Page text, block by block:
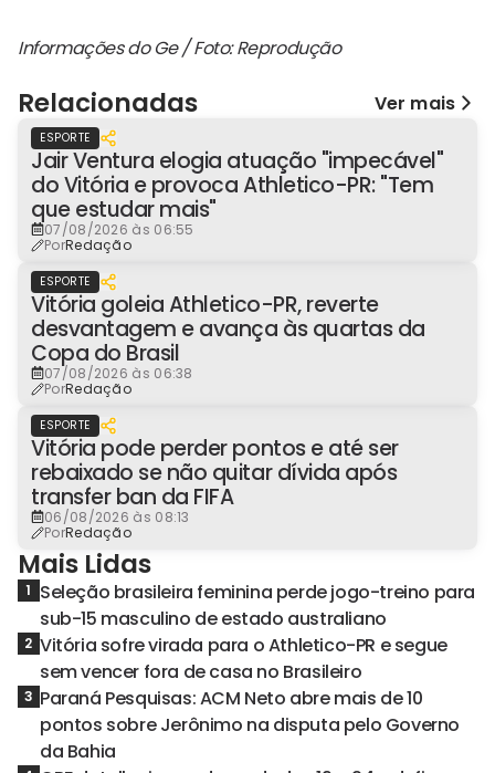
Informações do Ge / Foto: Reprodução
Relacionadas Ver mais
ESPORTE
Jair Ventura elogia atuação "impecável"
do Vitória e provoca Athletico-PR: "Tem
que estudar mais"
07/08/2026 às 06:55
PorRedação
ESPORTE
Vitória goleia Athletico-PR, reverte
desvantagem e avança às quartas da
Copa do Brasil
07/08/2026 às 06:38
PorRedação
ESPORTE
Vitória pode perder pontos e até ser
rebaixado se não quitar dívida após
transfer ban da FIFA
06/08/2026 às 08:13
PorRedação
Mais Lidas
1 Seleção brasileira feminina perde jogo-treino para
sub-15 masculino de estado australiano
2 Vitória sofre virada para o Athletico-PR e segue
sem vencer fora de casa no Brasileiro
3 Paraná Pesquisas: ACM Neto abre mais de 10
pontos sobre Jerônimo na disputa pelo Governo
da Bahia